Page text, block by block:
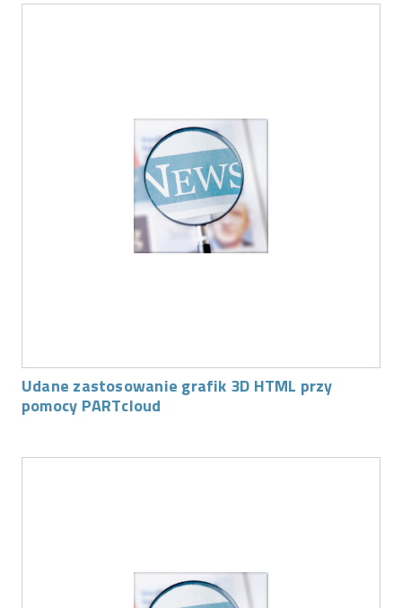
Udane zastosowanie grafik 3D HTML przy
pomocy PARTcloud